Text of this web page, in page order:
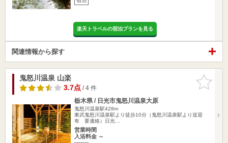
楽天トラベルの宿泊プランを見る
関連情報から探す
お気に入
りに追加
鬼怒川温泉 山楽
3.7点/ 4 件
栃木県 / 日光市鬼怒川温泉大原
鬼怒川温泉駅428m
東武鬼怒川温泉駅より徒歩10分（鬼怒川温泉駅より送迎
有 要連絡）日光…
営業時間
入浴料金 ～